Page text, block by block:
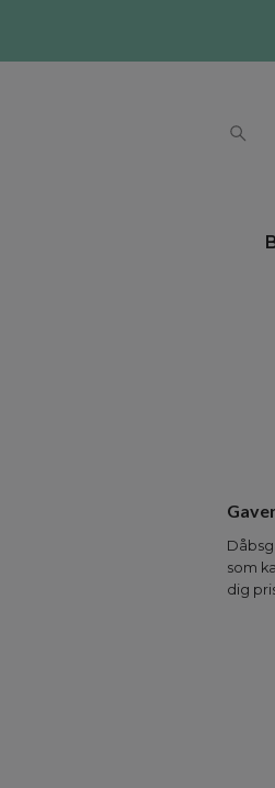
som
dig